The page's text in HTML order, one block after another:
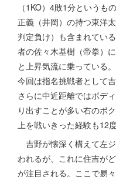
（1KO）4敗1分というも
正義（井岡）の持つ東洋
判定負け）も含まれてい
者の佐々木基樹（帝拳）
と上昇気流に乗っている
今回は指名挑戦者として
さらに中近距離ではボデ
り出すことが多い右のボ
上を戦いきった経験も12度
吉野が懐深く構えて左
われるが、これに住吉が
が注目される。ここで易